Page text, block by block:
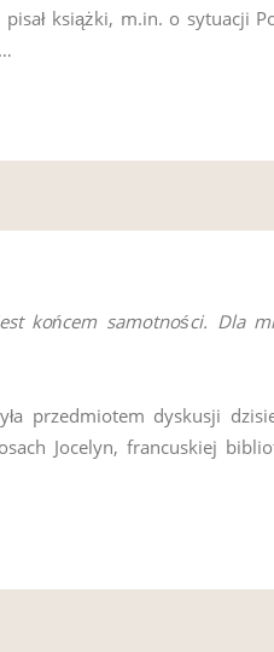
pisał książki, m.in. o sytuacji
końcem samotności. Dla
przedmiotem dyskusji
Jocelyn, francuskiej